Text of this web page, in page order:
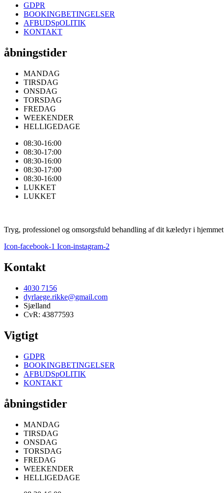
GDPR
BOOKINGBETINGELSER
AFBUDSpOLITIK
KONTAKT
åbningstider
MANDAG
TIRSDAG
ONSDAG
TORSDAG
FREDAG
WEEKENDER
HELLIGEDAGE
08:30-16:00
08:30-17:00
08:30-16:00
08:30-17:00
08:30-16:00
LUKKET
LUKKET
Tryg, professionel og omsorgsfuld behandling af dit kæledyr i hjemmet
Icon-facebook-1 Icon-instagram-2
Kontakt
4030 7156
dyrlaege.rikke@gmail.com
Sjælland
CvR: 43877593
Vigtigt
GDPR
BOOKINGBETINGELSER
AFBUDSpOLITIK
KONTAKT
åbningstider
MANDAG
TIRSDAG
ONSDAG
TORSDAG
FREDAG
WEEKENDER
HELLIGEDAGE